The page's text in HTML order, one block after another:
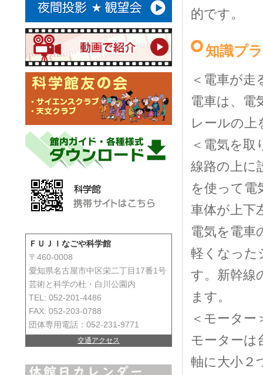
的です。
知識プ
＜電車が走
電車は、電
レールの上
＜電気を
線路の上に
を使って電
車体が上下
電気を電車
軽くなった
す。新幹線
ます。
＜モーター
モーターは
軸に大小２
ＦＵＪＩなごや科学館
〒460-0008
愛知県名古屋市中区栄二丁目17番1号
芸術と科学の杜・白川公園内
TEL: 052-201-4486
FAX: 052-203-0788
団体専用電話：052-231-9771
交通アクセス